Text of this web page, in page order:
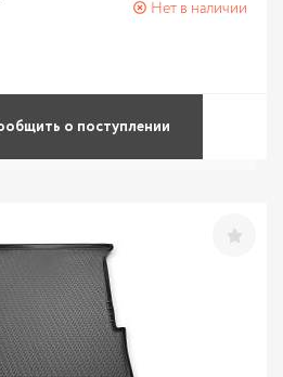
Нет в наличии
о поступлении